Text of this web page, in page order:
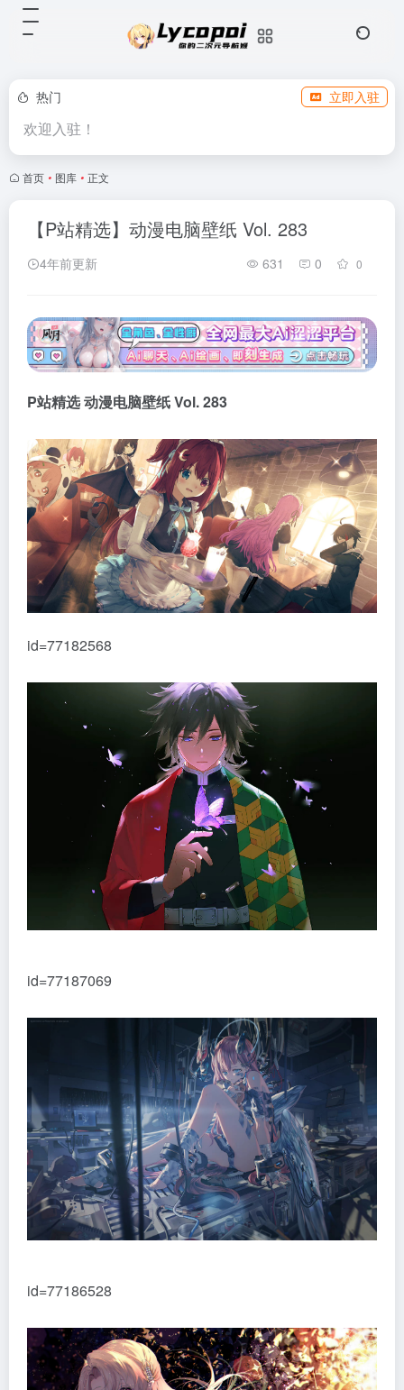
热门 立即入驻
欢迎入驻！
首页 • 图库 • 正文
【P站精选】动漫电脑壁纸 Vol. 283
4年前更新 631 0 0
P站精选 动漫电脑壁纸 Vol. 283
id=77182568
id=77187069
id=77186528